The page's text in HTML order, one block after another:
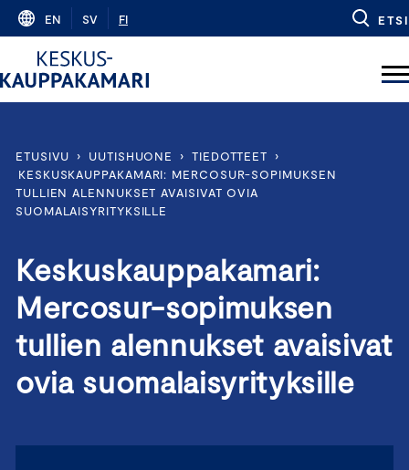
Skip
content
EN SV FI ETSI
ETUSIVU › UUTISHUONE › TIEDOTTEET
›
KESKUSKAUPPAKAMARI: MERCOSUR-SOPIMUKSEN
TULLIEN ALENNUKSET AVAISIVAT OVIA
SUOMALAISYRITYKSILLE
Keskuskauppakamari:
Mercosur-sopimuksen
tullien alennukset avaisivat
ovia suomalaisyrityksille